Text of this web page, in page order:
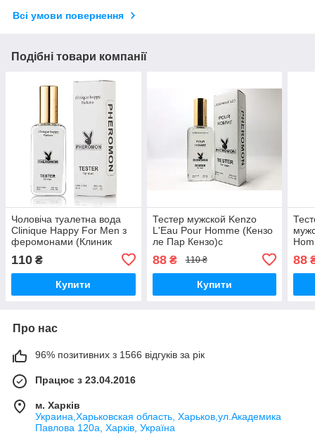
Всі умови повернення
Подібні товари компанії
Чоловіча туалетна вода
Clinique Happy For Men з
феромонами (Клиник
Хеппі фо Мен) тестер 65
мл
110 ₴
Купити
Тестер мужской Kenzo
L'Eau Pour Homme (Кензо
ле Пар Кензо)с
88₴ 110 ₴
Купити
88
Про нас
96% позитивних з 1566 відгуків за рік
Працює з 23.04.2016
м. Харків
Украина,Харьковская область, Харьков,ул.Академика
Павлова 120а, Харків, Україна